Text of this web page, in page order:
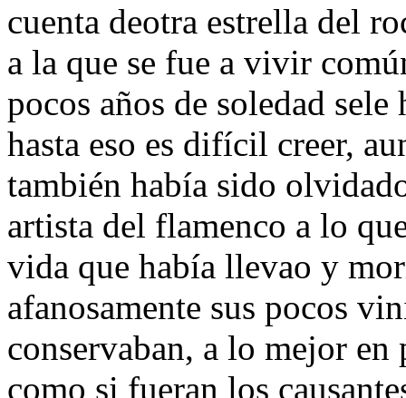
cuenta deotra estrella del
a la que se fue a vivir
pocos años de soledad
hasta eso es difícil creer,
también había sido
artista del flamenco a lo
vida que había llevao y
afanosamente sus pocos
conservaban, a lo mejor
como si fueran los